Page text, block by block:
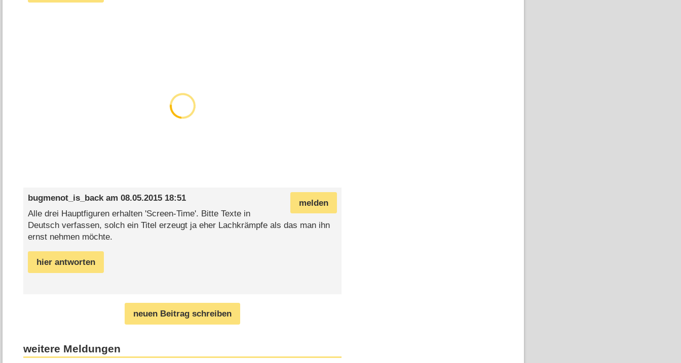
melden
bugmenot_is_backam 08.05.2015 18:51
Alle drei Hauptfiguren erhalten 'Screen-Time'. Bitte Texte in
Deutsch verfassen, solch ein Titel erzeugt ja eher Lachkrämpfe als das man ihn
ernst nehmen möchte.
hier antworten
neuen Beitrag schreiben
weitere Meldungen